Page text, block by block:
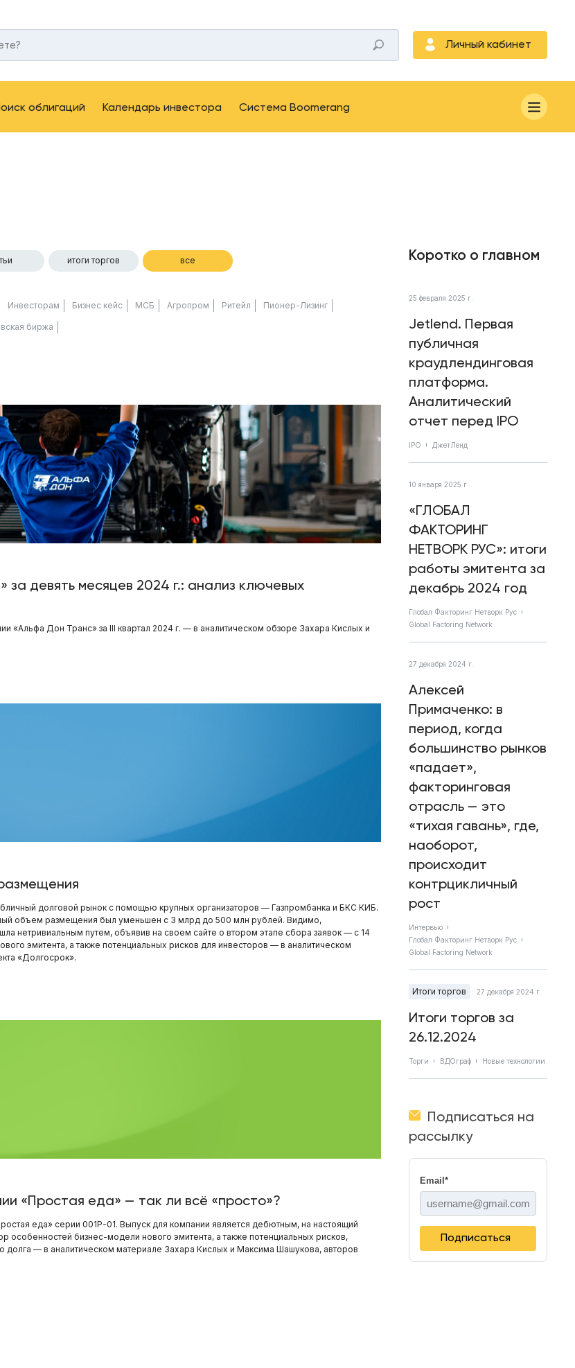
Личный кабинет
облигаций Календарь инвестора Система Boomerang
итоги торгов все
Инвесторам Бизнес кейс МСБ Агропром Ритейл Пионер-Лизинг
биржа
девять месяцев 2024 г.: анализ ключевых
«Альфа Дон Транс» за III квартал 2024 г. — в аналитическом обзоре Захара Кислых и
долговой рынок с помощью крупных организаторов — Газпромбанка и БКС КИБ.
объем размещения был уменьшен с 3 млрд до 500 млн рублей. Видимо,
нетривиальным путем, объявив на своем сайте о втором этапе сбора заявок — с 14
эмитента, а также потенциальных рисков для инвесторов — в аналитическом
«Долгосрок».
«Простая еда» — так ли всё «просто»?
еда» серии 001Р-01. Выпуск для компании является дебютным, на настоящий
бизнес-модели нового эмитента, а также потенциальных рисков,
долга — в аналитическом материале Захара Кислых и Максима Шашукова, авторов
Коротко о главном
25 февраля 2025 г.
Jetlend. Первая
публичная
краудлендинговая
платформа.
Аналитический
отчет перед IPO
IPO ДжетЛенд
10 января 2025 г.
«ГЛОБАЛ
ФАКТОРИНГ
НЕТВОРК РУС»: итоги
работы эмитента за
декабрь 2024 год
Глобал Факторинг Нетворк Рус
Global Factoring Network
27 декабря 2024 г.
Алексей
Примаченко: в
период, когда
большинство рынков
«падает»,
факторинговая
отрасль — это
«тихая гавань», где,
наоборот,
происходит
контрцикличный
рост
Интервью
Глобал Факторинг Нетворк Рус
Global Factoring Network
Итоги торгов 27 декабря 2024 г.
Итоги торгов за
26.12.2024
Торги ВДОграф Новые технологии
Подписаться на
рассылку
Email *
Подписаться